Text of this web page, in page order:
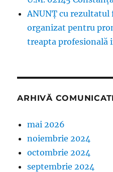
ANUNȚ cu
organizat pentru
treapta profesională
ARHIVĂ
mai 2026
noiembrie 2024
octombrie 2024
septembrie 2024